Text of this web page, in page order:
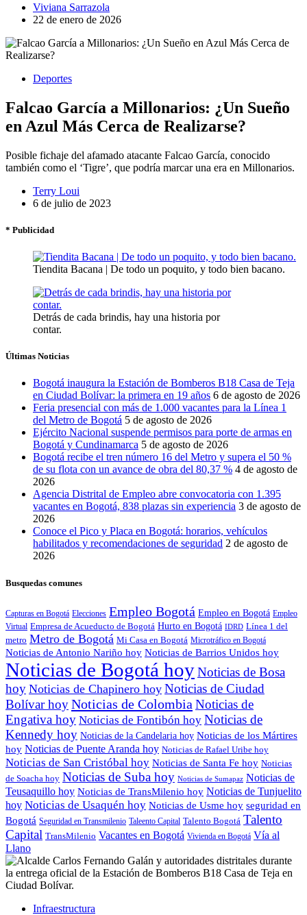
Viviana Sarrazola
22 de enero de 2026
Deportes
Falcao García a Millonarios: ¿Un Sueño
en Azul Más Cerca de Realizarse?
Posible fichaje del afamado atacante Falcao García, conocido
también como el ‘Tigre’, que podría marcar una era en Millonarios.
Terry Loui
6 de julio de 2023
* Publicidad
Tiendita Bacana | De todo un poquito, y todo bien bacano.
Detrás de cada brindis, hay una historia por
contar.
Últimas Noticias
Bogotá inaugura la Estación de Bomberos B18 Casa de Teja
en Ciudad Bolívar: la primera en 19 años 6 de agosto de 2026
Feria presencial con más de 1.000 vacantes para la Línea 1
del Metro de Bogotá 5 de agosto de 2026
Ejército Nacional suspende permisos para porte de armas en
Bogotá y Cundinamarca 5 de agosto de 2026
Bogotá recibe el tren número 16 del Metro y supera el 50 %
de su flota con un avance de obra del 80,37 % 4 de agosto de
2026
Agencia Distrital de Empleo abre convocatoria con 1.395
vacantes en Bogotá, 838 plazas sin experiencia 3 de agosto de
2026
Conoce el Pico y Placa en Bogotá: horarios, vehículos
habilitados y recomendaciones de seguridad 2 de agosto de
2026
Busquedas comunes
Capturas en Bogotá Elecciones Empleo Bogotá Empleo en Bogotá Empleo
Virtual Empresa de Acueducto de Bogotá Hurto en Bogotá IDRD Línea 1 del
metro Metro de Bogotá Mi Casa en Bogotá Microtráfico en Bogotá
Noticias de Antonio Nariño hoy Noticias de Barrios Unidos hoy
Noticias de Bogotá hoyNoticias de Bosa
hoy Noticias de Chapinero hoy Noticias de Ciudad
Bolívar hoyNoticias de Colombia Noticias de
Engativa hoy Noticias de Fontibón hoy Noticias de
Kennedy hoy Noticias de la Candelaria hoy Noticias de los Mártires
hoy Noticias de Puente Aranda hoy Noticias de Rafael Uribe hoy
Noticias de San Cristóbal hoy Noticias de Santa Fe hoy Noticias
de Soacha hoy Noticias de Suba hoy Noticias de Sumapaz Noticias de
Teusaquillo hoy Noticias de TransMilenio hoy Noticias de Tunjuelito
hoy Noticias de Usaquén hoy Noticias de Usme hoy seguridad en
Bogotá Seguridad en Transmilenio Taleento Capital Talento Bogotá Talento
Capital TransMilenio Vacantes en Bogotá Vivienda en Bogotá Vía al
Llano
Infraestructura